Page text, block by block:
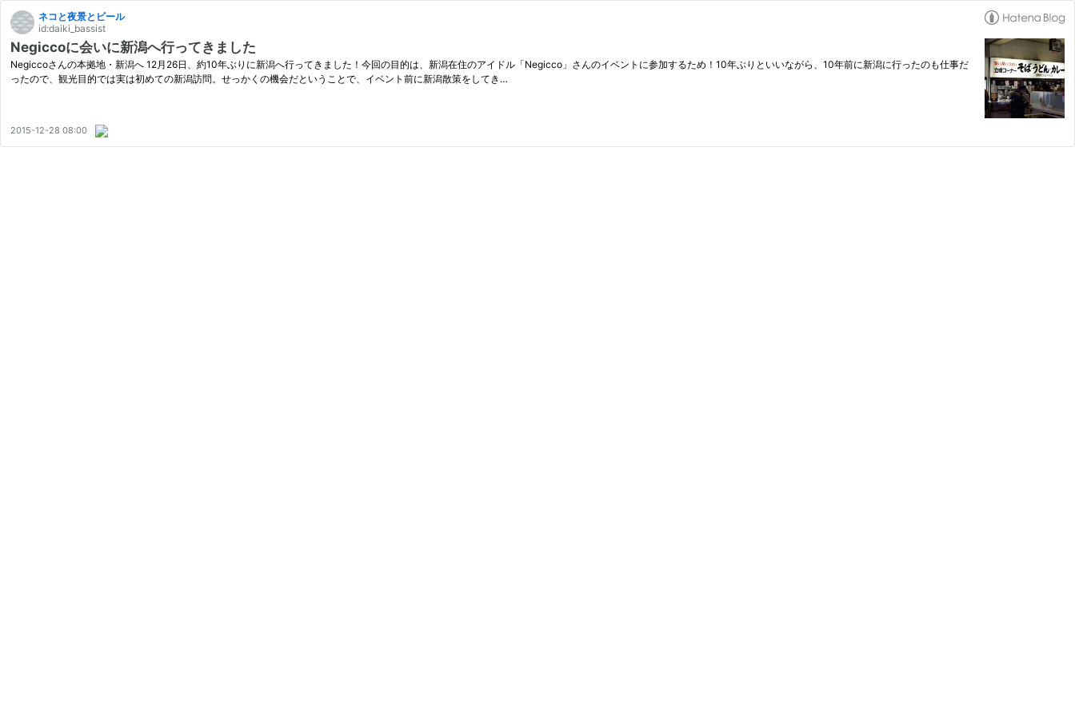
ネコと夜景とビール
id:daiki_bassist
Negiccoに会いに新潟へ行ってきました
Negiccoさんの本拠地・新潟へ 12月26日、約10年ぶりに新潟へ行ってきました！今回の目的は、新潟在住のアイドル「Negicco」さんのイベントに参加するため！10年ぶりといいながら、10年前に新潟に行ったのも仕事だ
ったので、観光目的では実は初めての新潟訪問。せっかくの機会だということで、イベント前に新潟散策をしてき…
2015-12-28 08:00